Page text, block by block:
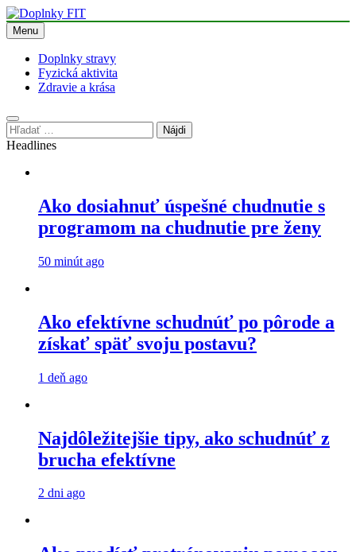
Skip
to
content
Doplnky FIT
Menu
Doplnky stravy
Fyzická aktivita
Zdravie a krása
Hľadať:
Headlines
Ako dosiahnuť úspešné chudnutie s
programom na chudnutie pre ženy
50 minút ago
Ako efektívne schudnúť po pôrode a
získať späť svoju postavu?
1 deň ago
Najdôležitejšie tipy, ako schudnúť z
brucha efektívne
2 dni ago